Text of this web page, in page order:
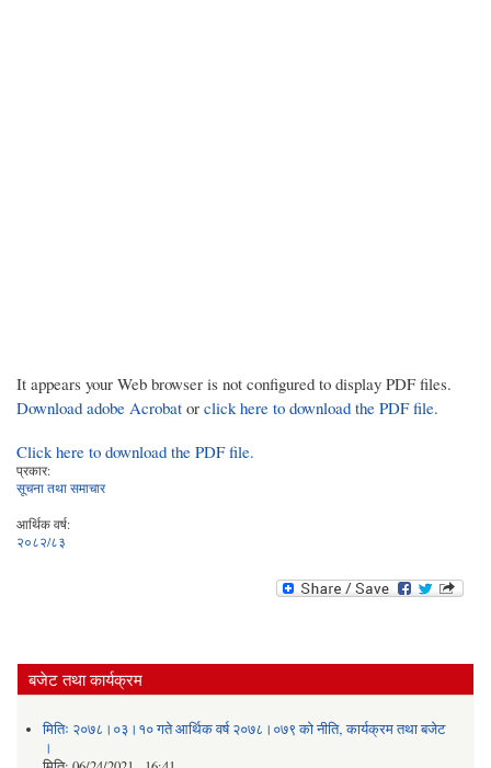
It appears your Web browser is not configured to display PDF files.
Download adobe Acrobat or click here to download the PDF file.
Click here to download the PDF file.
प्रकार:
सूचना तथा समाचार
आर्थिक वर्ष:
२०८२/८३
बजेट तथा कार्यक्रम
मितिः २०७८।०३।१० गते आर्थिक वर्ष २०७८।०७९ को नीति‚ कार्यक्रम तथा बजेट
।